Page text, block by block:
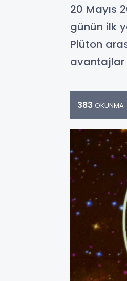
20 Mayıs
günün ilk
Plüton
avantajlar
383 OKUNMA